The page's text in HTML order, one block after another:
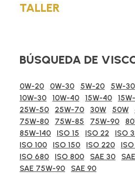
TALLER
BÚSQUEDA DE
0W-20 0W-30 5W-20 5W-30
10W-30
10W-40 15W-40
25W-50
25W-70 30W 50W
75W-80
75W-85 75W-90
85W-140
ISO 15 ISO 22 ISO
ISO 100
ISO 150 ISO 220
ISO 680
ISO 800 SAE 30
SAE 75W-90
SAE 90